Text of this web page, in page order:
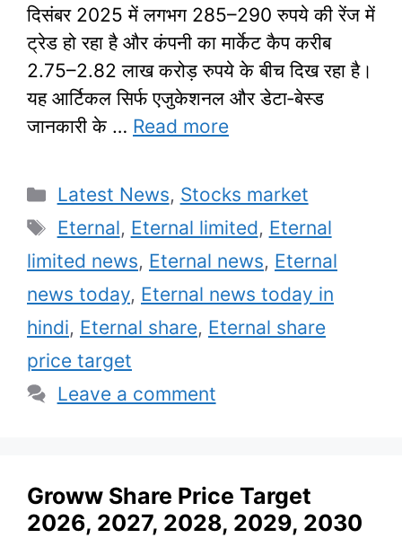
दिसंबर 2025 में लगभग 285–290 रुपये की रेंज में
ट्रेड हो रहा है और कंपनी का मार्केट कैप करीब
2.75–2.82 लाख करोड़ रुपये के बीच दिख रहा है।
यह आर्टिकल सिर्फ एजुकेशनल और डेटा‑बेस्ड
जानकारी के … Read more
Categories
Latest News, Stocks market
Tags
Eternal, Eternal limited, Eternal
limited news, Eternal news, Eternal
news today, Eternal news today in
hindi, Eternal share, Eternal share
price target
Leave a comment
Groww Share Price Target
2026, 2027, 2028, 2029, 2030